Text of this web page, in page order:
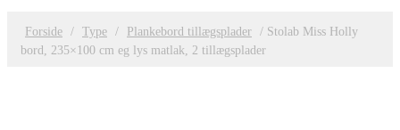
Forside / Type / Plankebord tillægsplader / Stolab Miss Holly
bord, 235×100 cm eg lys matlak, 2 tillægsplader